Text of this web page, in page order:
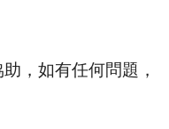
，如有任何問題，